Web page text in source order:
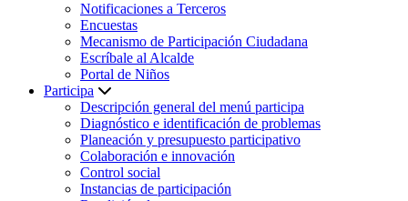
Notificaciones a Terceros
Encuestas
Mecanismo de Participación Ciudadana
Escríbale al Alcalde
Portal de Niños
Participa
Descripción general del menú participa
Diagnóstico e identificación de problemas
Planeación y presupuesto participativo
Colaboración e innovación
Control social
Instancias de participación